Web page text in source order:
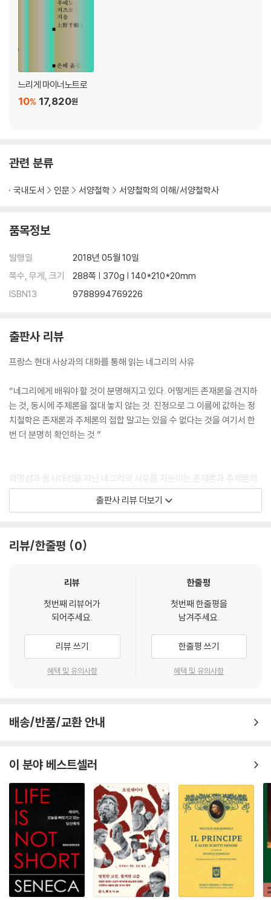
느리게 마이너노트로
17,820원
10%
관련 분류
국내도서 인문 서양철학 서양철학의 이해/서양철학사
품목정보
발행일
2018년 05월 10일
쪽수, 무게, 크기
288쪽 | 370g | 140*210*20mm
ISBN13
9788994769226
출판사 리뷰
프랑스 현대 사상과의 대화를 통해 읽는 네그리의 사유
“네그리에게 배워야 할 것이 분명해지고 있다. 어떻게든 존재론을 견지하
는 것, 동시에 주체론을 절대 놓지 않는 것. 진정으로 그 이름에 값하는 정
치철학은 존재론과 주체론의 접합 말고는 있을 수 없다는 것을 여기서 한
번 더 분명히 확인하는 것.”
혁명성과 동시대성을 지닌 네그리의 사유를 지은이는 존재론과 주체론의
무매적/직접적 (혹은 맑스-레닌적) 접합이라는 네그리의 방법론을 통해
살펴나간다. 그리고 네그리의 이런 방법론을 부각시키고자 ‘대화’의 형식
발리바르, 질 들뢰즈, 미셸 푸코 등을 한 명씩 네그리와 함께 무대에 불러
며(머리말과 1장), 발리바르는 주체론의 결여로 비판받는다(2장). 또한 지
은이는 존재론과 주체론의 접합을 질 들뢰즈는 어떻게 시도하는지, 네그리
의 접합과 어떻게 다른지를 논의한 뒤(4장), 네그리와 들뢰즈를 대비시킬
때 생겨나는 문제계 속에 미셸 푸코를 자리매김한다(나오는 말). 물론 지
은이도 언급했듯이, 독자들은 네그리의 논적들 편에 설 수도 있을 것이다.
가지 계기를 통해 이 점을 설명한다(3장).
앞서도 말했듯이, 네그리는 운동이 있는 곳에 개입한다. 이것이 네그리식
레닌주의의 제1계기이다. 그런데 이런 개입은 “거기에 또는 다른 어딘가에
운동이 있다”는 것에 대한 기쁜 긍정, 운동을 구성하는 사람들을 관통하는
역능에 대한 절대적 긍정에 근거한다(역능의 존재론). 그리고 이런 긍정이
네그리식 레닌주의의 제2계기를 구성한다. 네그리식 레닌주의의 제3계기
와 제4계기는 자생적으로 발생하는 이런 운동을 ‘조직화’하는 것과 관련된
다. 네그리에게 조직화란 운동을 가능케 한 자생성의 조직화이다(제3계
출판사 리뷰 더보기
리뷰/한줄평 0
리뷰
첫번째 리뷰어가
되어주세요.
리뷰 쓰기
혜택 및 유의사항
한줄평
첫번째 한줄평을
남겨주세요.
한줄평 쓰기
혜택 및 유의사항
배송/반품/교환 안내
이 분야 베스트셀러